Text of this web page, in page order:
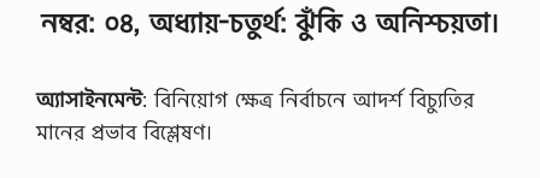
নম্বর: ০৪, অধ্যায়-চতুর্থ: ঝুঁকি ও অনিশ্চয়তা।
অ্যাসাইনমেন্ট: বিনিয়ােগ ক্ষেত্র নির্বাচনে আদর্শ বিচ্যুতির
মানের প্রভাব বিশ্লেষণ।